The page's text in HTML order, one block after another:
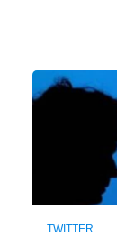
TWITTER